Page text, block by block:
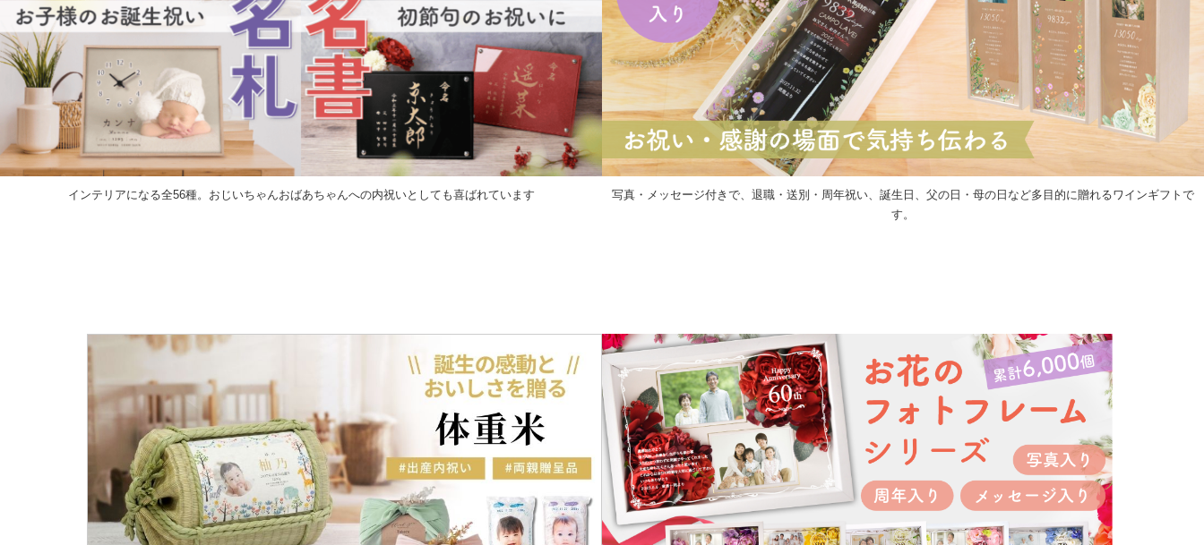
インテリアになる全56種。おじいちゃんおばあちゃんへの内祝いとしても喜ばれています
写真・メッセージ付きで、退職・送別・周年祝い、誕生日、父の日・母の日など多目的に贈れるワインギフトで
す。